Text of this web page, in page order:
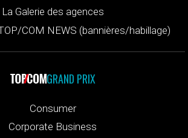
La Galerie des agences
COM NEWS (bannières/habillage)
GRAND PRIX
Consumer
Corporate Business